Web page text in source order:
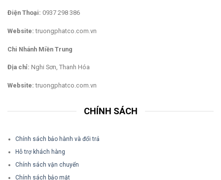
Điện Thoại: 0937 298 386
Website: truongphatco.com.vn
Chi Nhánh Miền Trung
Địa chỉ: Nghi Sơn, Thanh Hóa
Website: truongphatco.com.vn
CHÍNH SÁCH
Chính sách bảo hành và đổi trả
Hỗ trợ khách hàng
Chính sách vận chuyển
Chính sách bảo mật